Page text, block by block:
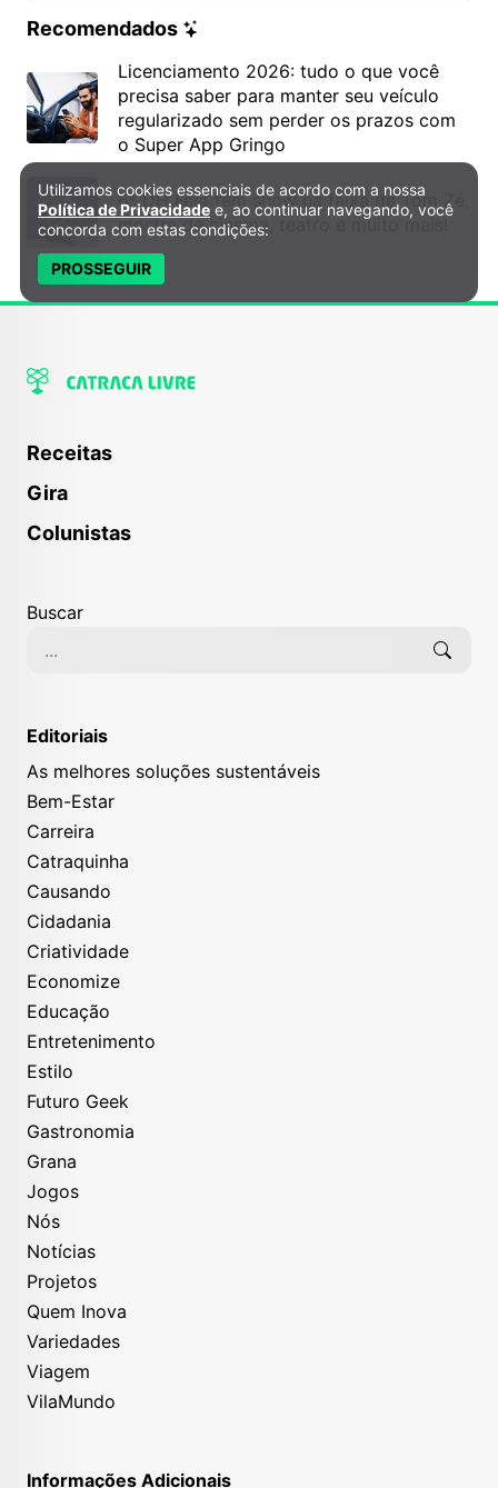
Recomendados
Licenciamento 2026: tudo o que você
precisa saber para manter seu veículo
regularizado sem perder os prazos com
o Super App Gringo
6º DH Fest tem show na faixa de Tom Zé,
mostra de cinema, teatro e muito mais!
Receitas
Gira
Colunistas
Buscar
Editoriais
As melhores soluções sustentáveis
Bem-Estar
Carreira
Catraquinha
Causando
Cidadania
Criatividade
Economize
Educação
Entretenimento
Estilo
Futuro Geek
Gastronomia
Grana
Jogos
Nós
Notícias
Projetos
Quem Inova
Variedades
Viagem
VilaMundo
Informações Adicionais
Política de Privacidade e Cookies
Utilizamos cookies essenciais de acordo com a nossa
Política de Privacidade e, ao continuar navegando, você
concorda com estas condições:
PROSSEGUIR